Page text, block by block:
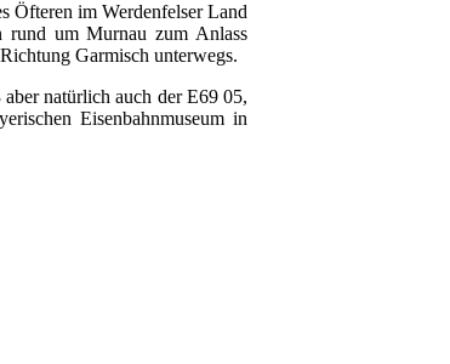
Öfteren im Werdenfelser Land
rund um Murnau zum Anlass
Garmisch unterwegs.
natürlich auch der E69 05,
Eisenbahnmuseum in